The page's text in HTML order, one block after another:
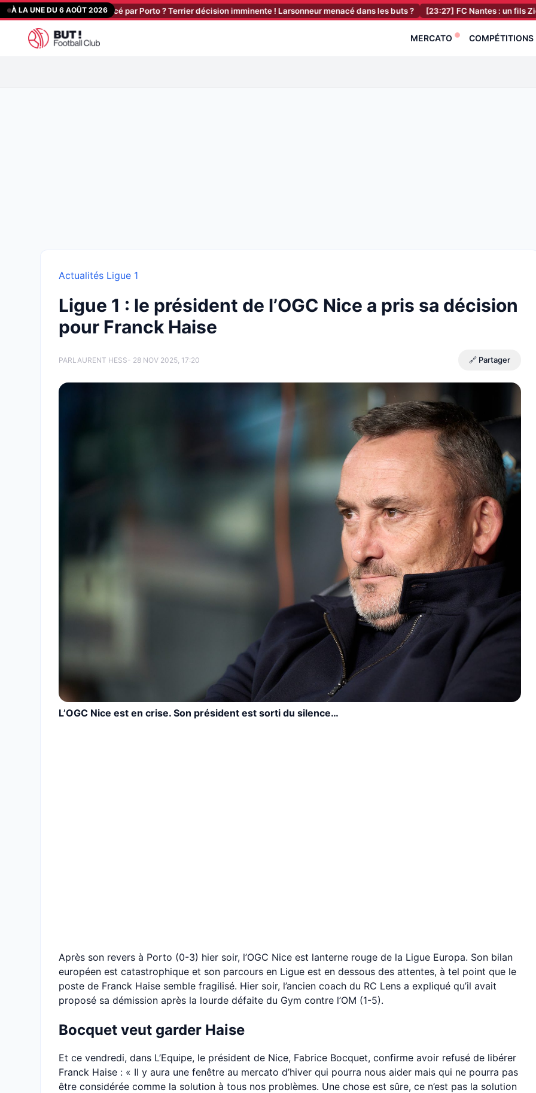
Aller
au
contenu
À LA UNE DU 6 AOÛT 2026
jour : Stassin relancé par Porto ? Terrier décision imminente ! Larsonneur menacé dans les buts ? [23:27] FC Nantes : un fils Zidane
MERCATO COMPÉTITIONS
Actualités Ligue 1
Ligue 1 : le président de l’OGC Nice a pris sa décision
pour Franck Haise
PARLAURENT HESS- 28 NOV 2025, 17:20 🔗 Partager
L’OGC Nice est en crise. Son président est sorti du silence…
Après son revers à Porto (0-3) hier soir, l’OGC Nice est lanterne rouge de la Ligue Europa. Son bilan
européen est catastrophique et son parcours en Ligue est en dessous des attentes, à tel point que le
poste de Franck Haise semble fragilisé. Hier soir, l’ancien coach du RC Lens a expliqué qu’il avait
proposé sa démission après la lourde défaite du Gym contre l’OM (1-5).
Bocquet veut garder Haise
Et ce vendredi, dans L’Equipe, le président de Nice, Fabrice Bocquet, confirme avoir refusé de libérer
Franck Haise : « Il y aura une fenêtre au mercato d’hiver qui pourra nous aider mais qui ne pourra pas
être considérée comme la solution à tous nos problèmes. Une chose est sûre, ce n’est pas la solution